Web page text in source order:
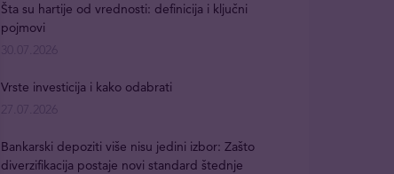
Šta su hartije od vrednosti: definicija i ključni
pojmovi
30.07.2026
Vrste investicija i kako odabrati
27.07.2026
Bankarski depoziti više nisu jedini izbor: Zašto
diverzifikacija postaje novi standard štednje